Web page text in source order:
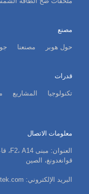
مصنع
حول هوبر مصنعنا
قدرات
تكنولوجيا المشاريع
معلومات الاتصال
قوانغدونغ، الصين
البريد الإلكتروني: sales@hobertek.com